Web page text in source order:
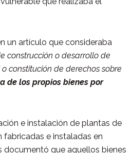
un artículo que consideraba
construcción o desarrollo de
constitución de derechos sobre
de los propios bienes por
e instalación de plantas de
e instaladas en
documentó que aquellos bienes